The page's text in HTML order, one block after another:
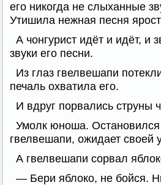
его никогда не слыханные
Утишила нежная песня
А чонгурист идёт и идёт, и
звуки его песни.
Из глаз гвелвешапи
печаль охватила его.
И вдруг порвались струны
Умолк юноша.
гвелвешапи, ожидает своей
А гвелвешапи сорвал
— Бери яблоко, не бойся.